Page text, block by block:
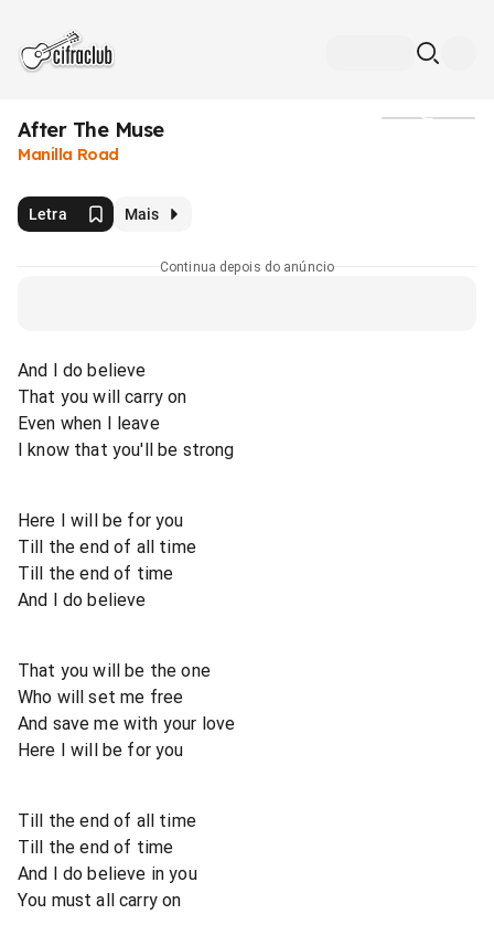
After The Muse
Manilla Road
Letra Mais
Continua depois do anúncio
And I do believe
That you will carry on
Even when I leave
I know that you'll be strong
Here I will be for you
Till the end of all time
Till the end of time
And I do believe
That you will be the one
Who will set me free
And save me with your love
Here I will be for you
Till the end of all time
Till the end of time
And I do believe in you
You must all carry on